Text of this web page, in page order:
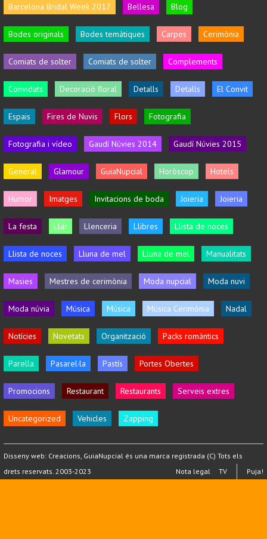
Barcelona Bridal Week 2017 Bellesa Blog
Bodes originals Bodes temàtiques Carpes Cerimònia
Comiats de solter Comiats de solter Complements
Convidats Decoració floral Detalls Detalls El Convit
Espais Fires de Nuvis Flors Fotografia
Fotografia i vídeo Gaudí Núvies 2014 Gaudí Núvies 2015
General Glamour GuiaNupcial Horòscop Hotels
Humor Imatges Invitacions de boda Joieria Joieria
La festa Llar Llenceria Llibres Llista de noces
Llista de noces Lluna de mel Lluna de mel Manualitats
Masies Mestres de cerimònia Moda nupcial Moda nuvi
Moda núvia Música Música Música Cerimònia Nadal
Notícies Novetats Organització Packs romàntics
Parella Pasarel·la Pastís Portes Obertes
Promocions Restaurant Restaurants Serveis extres
Uncategorized Vehicles Zapping
Disseny web: Creacions , GuiaNupcial és una marca registrada (C) Tots els
drets reservats. 2003-2023
Puja!
Nota legal TV